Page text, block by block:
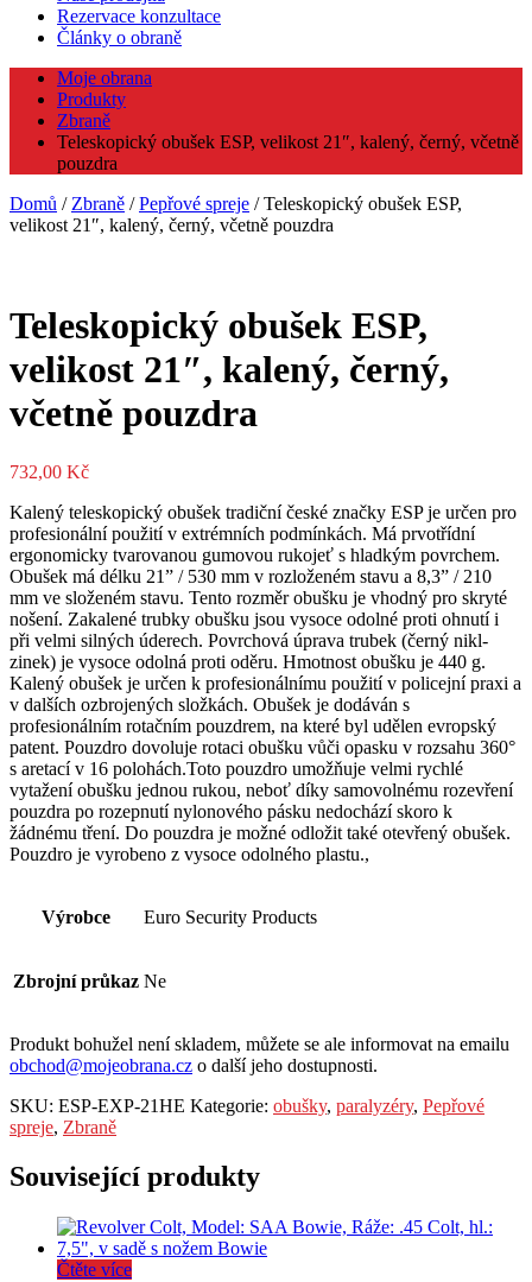
Rezervace konzultace
Články o obraně
Moje obrana
Produkty
Zbraně
Teleskopický obušek ESP, velikost 21″, kalený, černý, včetně
pouzdra
Domů / Zbraně /Pepřové spreje / Teleskopický obušek ESP,
velikost 21″, kalený, černý, včetně pouzdra
Teleskopický obušek ESP,
velikost 21″, kalený, černý,
včetně pouzdra
732,00 Kč
Kalený teleskopický obušek tradiční české značky ESP je určen pro
profesionální použití v extrémních podmínkách. Má prvotřídní
ergonomicky tvarovanou gumovou rukojeť s hladkým povrchem.
Obušek má délku 21” / 530 mm v rozloženém stavu a 8,3” / 210
mm ve složeném stavu. Tento rozměr obušku je vhodný pro skryté
nošení. Zakalené trubky obušku jsou vysoce odolné proti ohnutí i
při velmi silných úderech. Povrchová úprava trubek (černý nikl-
zinek) je vysoce odolná proti oděru. Hmotnost obušku je 440 g.
Kalený obušek je určen k profesionálnímu použití v policejní praxi a
v dalších ozbrojených složkách. Obušek je dodáván s
profesionálním rotačním pouzdrem, na které byl udělen evropský
patent. Pouzdro dovoluje rotaci obušku vůči opasku v rozsahu 360°
s aretací v 16 polohách.Toto pouzdro umožňuje velmi rychlé
vytažení obušku jednou rukou, neboť díky samovolnému rozevření
pouzdra po rozepnutí nylonového pásku nedochází skoro k
žádnému tření. Do pouzdra je možné odložit také otevřený obušek.
Pouzdro je vyrobeno z vysoce odolného plastu.,
Výrobce Euro Security Products
Zbrojní průkaz Ne
Produkt bohužel není skladem, můžete se ale informovat na emailu
obchod@mojeobrana.cz o další jeho dostupnosti.
SKU: ESP-EXP-21HE Kategorie: obušky, paralyzéry, Pepřové
spreje, Zbraně
Související produkty
Čtěte více